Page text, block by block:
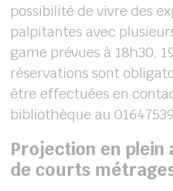
possibilité de vivre des
palpitantes avec
game prévues à 18h30,
réservations sont
être effectuées en
bibliothèque au
Projection en
de courts